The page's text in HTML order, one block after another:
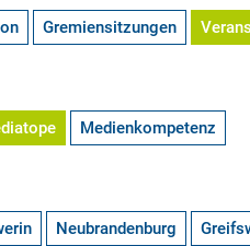
Gremiensitzungen
Medienkompetenz
Neubrandenburg